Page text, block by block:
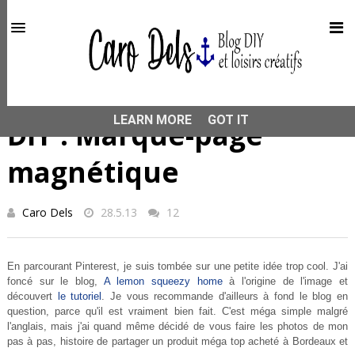
DIY : Marque-page
magnétique
Caro Dels 28.5.13 12
En parcourant Pinterest, je suis tombée sur une petite idée trop cool. J'ai
foncé sur le blog, A lemon squeezy homeà l'origine de l'image et
découvert
le tutoriel . Je vous recommande d'ailleurs à fond le blog en
question, parce qu'il est vraiment bien fait. C'est méga simple malgré
l'anglais, mais j'ai quand même décidé de vous faire les photos de mon
pas à pas, histoire de partager un produit méga top acheté à Bordeaux et
This site uses cookies from Google to deliver its services
and to analyze traffic. Your IP address and user-agent are
shared with Google along with performance and security
metrics to ensure quality of service, generate usage
LEARN MORE
GOT IT